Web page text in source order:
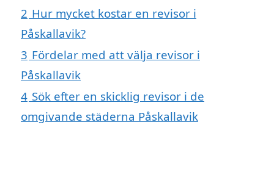
2 Hur mycket kostar en revisor i
Påskallavik?
3 Fördelar med att välja revisor i
Påskallavik
4 Sök efter en skicklig revisor i de
omgivande städerna Påskallavik